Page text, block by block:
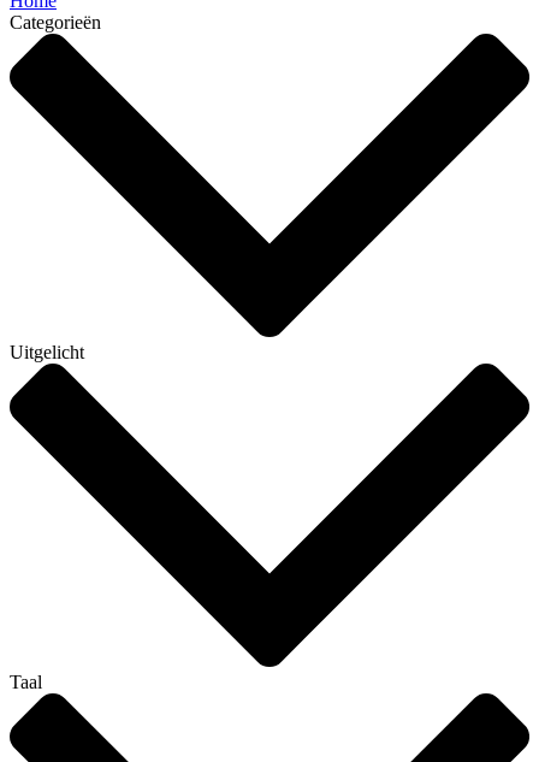
Categorieën
Uitgelicht
Taal